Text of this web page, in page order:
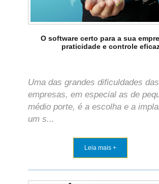
O software certo para a sua
praticidade e controle
Uma das grandes dificuldades das
empresas, em especial as de
médio porte, é a escolha e a
um s...
Leia mais +